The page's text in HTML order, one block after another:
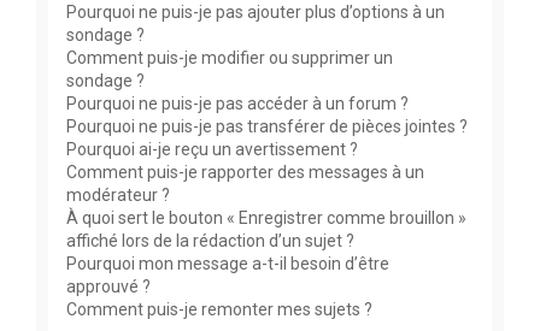
Pourquoi ne puis-je pas ajouter plus d’options à un
sondage ?
Comment puis-je modifier ou supprimer un
sondage ?
Pourquoi ne puis-je pas accéder à un forum ?
Pourquoi ne puis-je pas transférer de pièces jointes ?
Pourquoi ai-je reçu un avertissement ?
Comment puis-je rapporter des messages à un
modérateur ?
À quoi sert le bouton « Enregistrer comme brouillon »
affiché lors de la rédaction d’un sujet ?
Pourquoi mon message a-t-il besoin d’être
approuvé ?
Comment puis-je remonter mes sujets ?